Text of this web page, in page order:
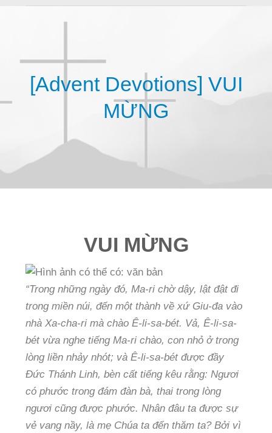
[Advent Devotions] VUI
MỪNG
VUI MỪNG
“Trong những ngày đó, Ma-ri chờ dậy, lật đật đi
trong miền núi, đến một thành về xứ Giu-đa vào
nhà Xa-cha-ri mà chào Ê-li-sa-bét. Vả, Ê-li-sa-
bét vừa nghe tiếng Ma-ri chào, con nhỏ ở trong
lòng liền nhảy nhót; và Ê-li-sa-bét được đầy
Đức Thánh Linh, bèn cất tiếng kêu rằng: Ngươi
có phước trong đám đàn bà, thai trong lòng
ngươi cũng được phước. Nhân đâu ta được sự
vẻ vang nầy, là mẹ Chúa ta đến thăm ta? Bởi vì